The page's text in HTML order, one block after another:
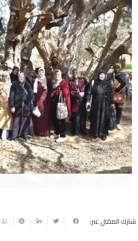
Previous
شارك المقال عبر: